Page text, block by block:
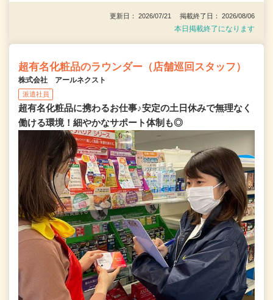
更新日： 2026/07/21 掲載終了日： 2026/08/06
本日掲載終了になります
超有名化粧品のラウンダー（店舗巡回スタッフ）
株式会社 アールネクスト
派遣社員
超有名化粧品に携わるお仕事♪安定の土日休みで無理なく
働ける環境！細やかなサポート体制も◎